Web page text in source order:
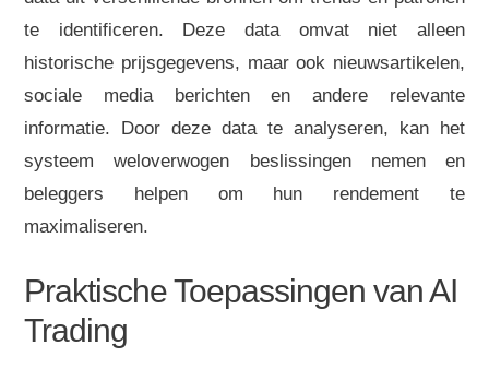
te identificeren. Deze data omvat niet alleen
historische prijsgegevens, maar ook nieuwsartikelen,
sociale media berichten en andere relevante
informatie. Door deze data te analyseren, kan het
systeem weloverwogen beslissingen nemen en
beleggers helpen om hun rendement te
maximaliseren.
Praktische Toepassingen van AI
Trading